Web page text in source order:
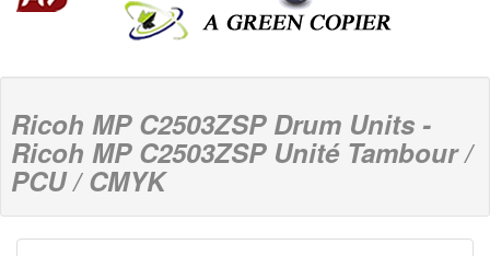
Ricoh MP C2503ZSP Drum Units -
Ricoh MP C2503ZSP Unité Tambour /
PCU / CMYK